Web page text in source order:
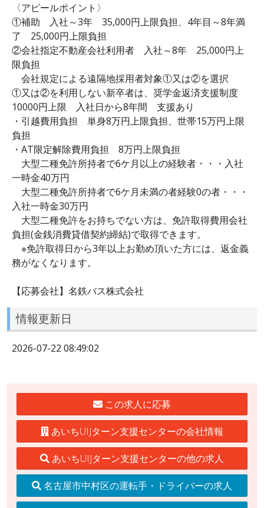
〈アピールポイント〉
①補助 入社～3年 35,000円上限負担、4年目～8年満
了 25,000円上限負担
②会社指定不動産会社利用者 入社～8年 25,000円上
限負担
会社規定による遠隔地採用者対象①又は②を選択
①又は②を利用しない新卒者は、奨学金返済支援制度
10000円上限 入社日から8年間 支援あり
・引越費用負担 単身8万円上限負担、世帯15万円上限
負担
・AT限定解除費用負担 8万円上限負担
大型二種免許所持者で6ケ月以上の経験者・・・入社
一時金40万円
大型二種免許所持者で6ケ月未満の者経験0の者・・・
入社一時金30万円
大型二種免許をお持ちでない方は、免許取得費用会社
負担(金銭消費貸借契約締結)で取得できます。
※免許取得日から3年以上お勤め頂いた方には、返金義
務がなくなります。
【応募会社】名鉄バス株式会社
情報更新日
2026-07-22 08:49:02
この求人に応募
あいちUIJターン支援センターの会社情報
あいちUIJターン支援センターの他の求人
名古屋市中村区の運転手・ドライバーの求人